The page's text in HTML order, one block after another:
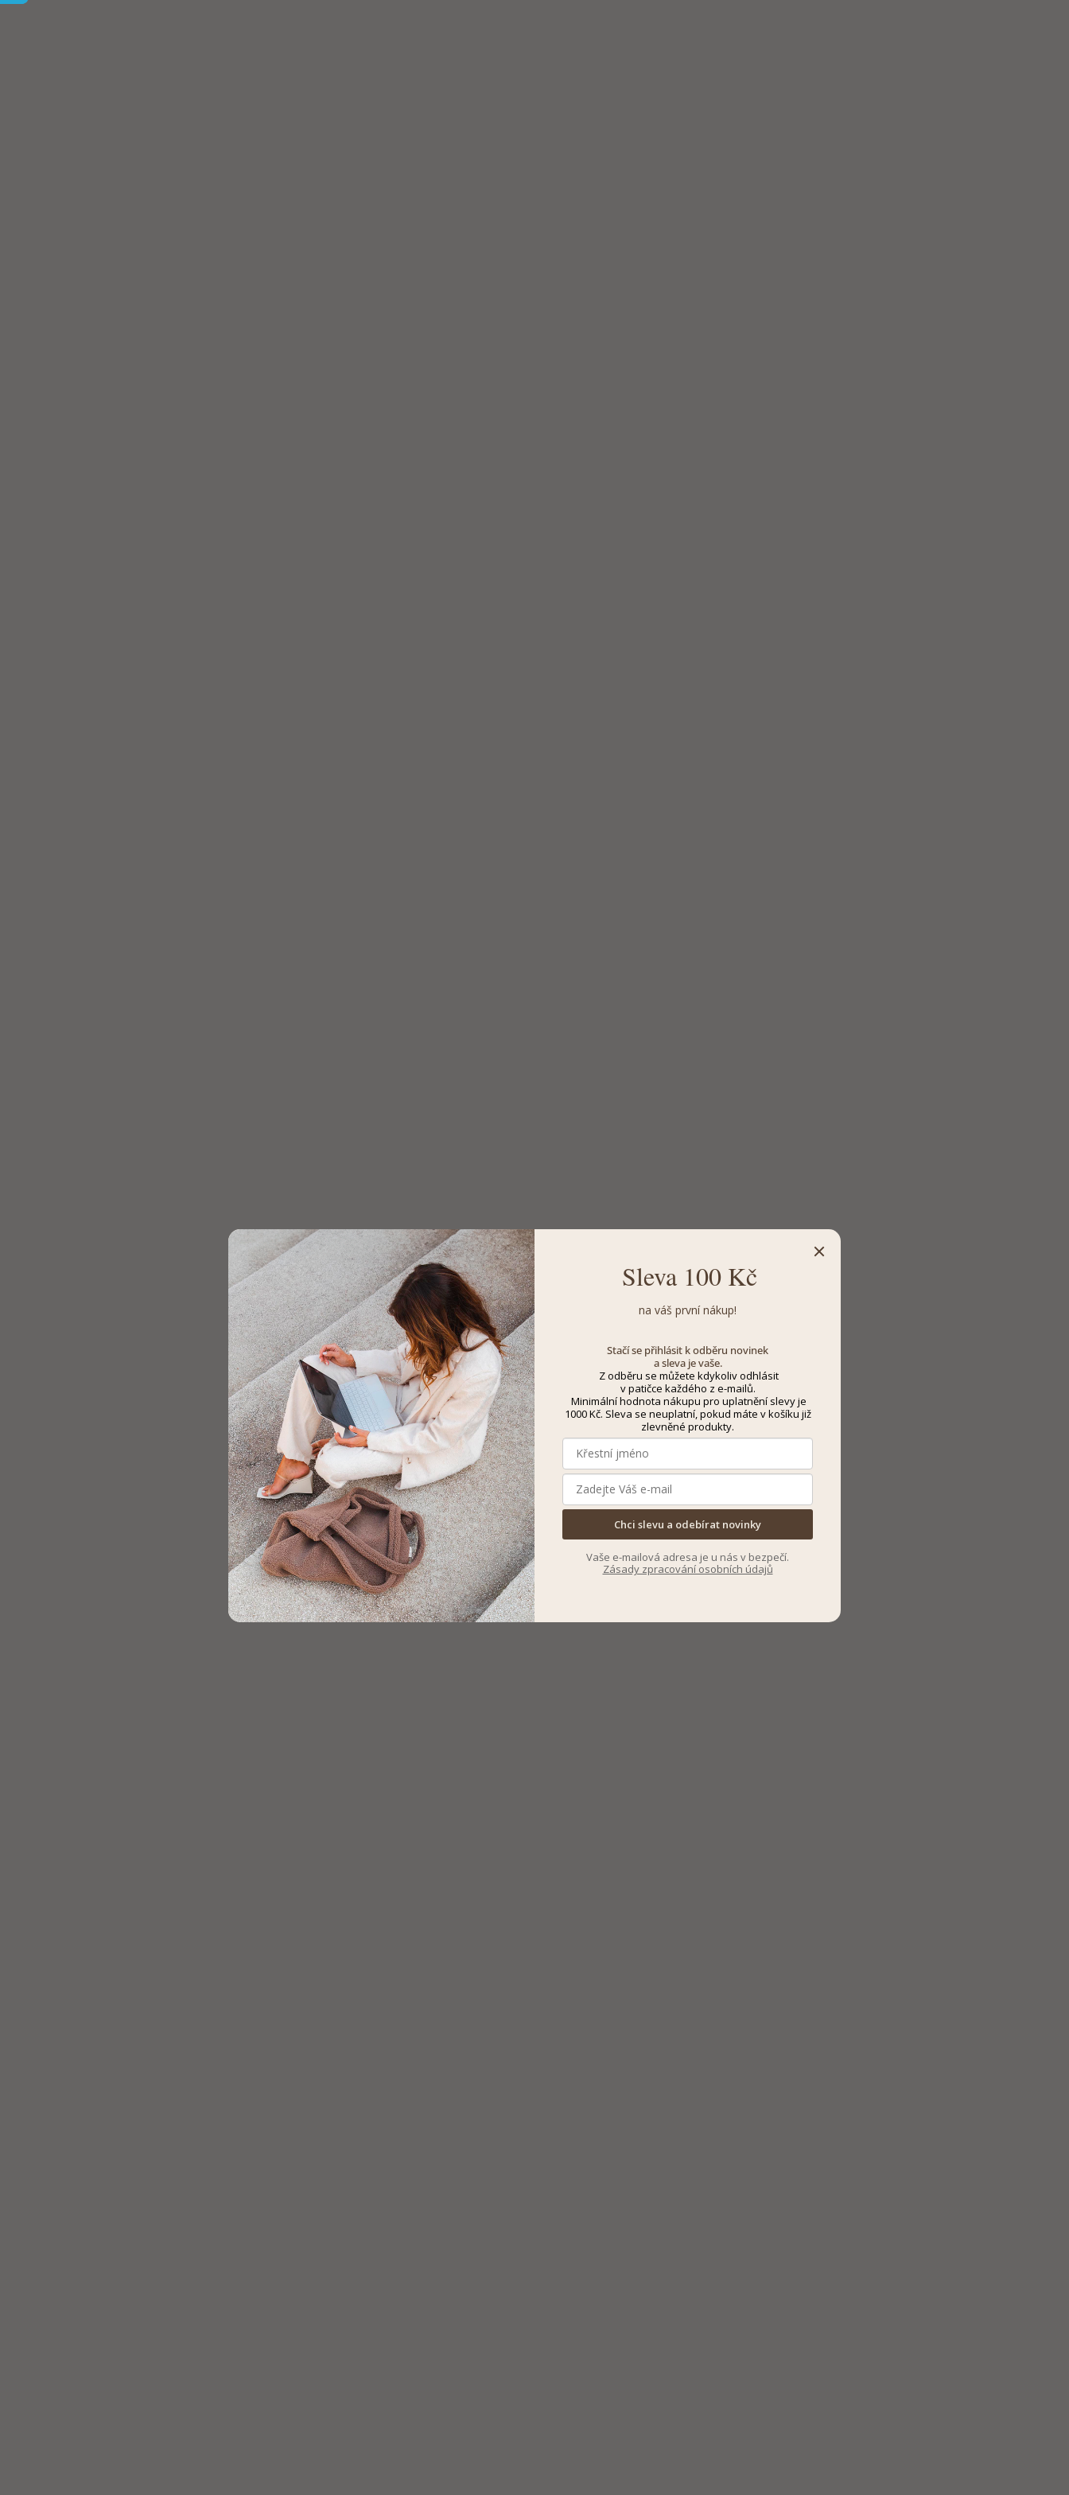
Sleva 100 Kč
na váš první nákup!
Stačí se přihlásit k odběru novinek
a sleva je vaše.
Z odběru se můžete kdykoliv odhlásit
v patičce každého z e-mailů.
Minimální hodnota nákupu pro uplatnění slevy je
1000 Kč. Sleva se neuplatní, pokud máte v košíku již
zlevněné produkty.
Chci slevu a odebírat novinky
Vaše e-mailová adresa je u nás v bezpečí.
Zásady zpracování osobních údajů